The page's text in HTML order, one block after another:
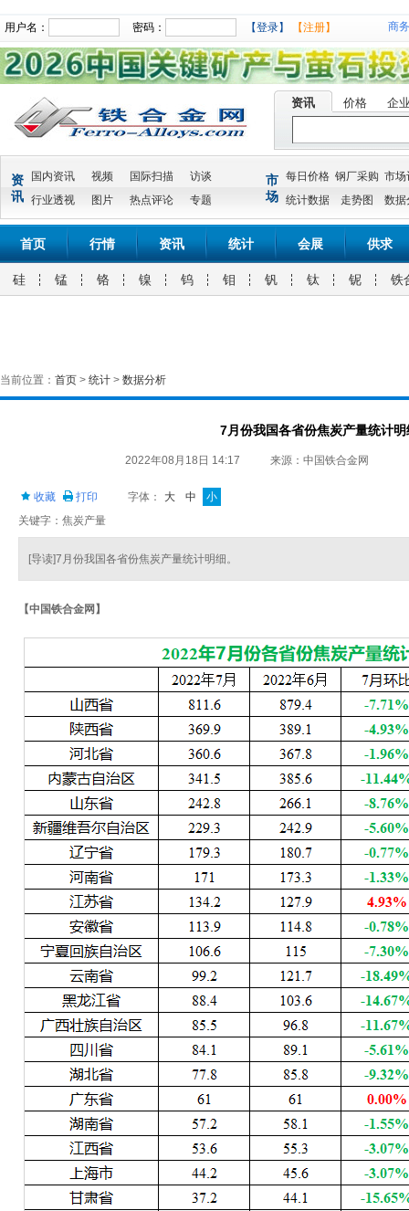
用户名： 密码： 【登录】 【注册】 商
资讯 价格 企
资
讯
国内资讯 视频 国际扫描
访谈
行业透视
图片 热点评论 专题
市
场
每日价格 钢厂采购 市场
统计数据
走势图 数据
首页 行情 资讯 统计 会展 供求
硅 锰 铬 镍 钨 钼 钒 钛 铌 铁
当前位置： 首页 > 统计 > 数据分析
7月份我国各省份焦炭产量统计明
2022年08月18日 14:17 来源：中国铁合金网
收藏 打印 字体： 大 中
小
关键字：焦炭产量
[导读]7月份我国各省份焦炭产量统计明细。
【中国铁合金网】